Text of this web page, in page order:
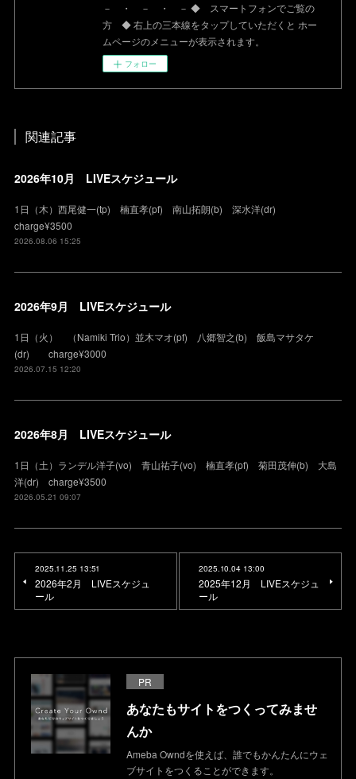
－ ・ － ・ － ◆ スマートフォンでご覧の
方 ◆ 右上の三本線をタップしていただくと ホー
ムページのメニューが表示されます。
フォロー
関連記事
2026年10月 LIVEスケジュール
1日（木）西尾健一(tp) 楠直孝(pf) 南山拓朗(b) 深水洋(dr)
charge¥3500
2026.08.06 15:25
2026年9月 LIVEスケジュール
1日（火） （Namiki Trio）並木マオ(pf) 八郷智之(b) 飯島マサタケ
(dr) charge¥3000
2026.07.15 12:20
2026年8月 LIVEスケジュール
1日（土）ランデル洋子(vo) 青山祐子(vo) 楠直孝(pf) 菊田茂伸(b) 大島
洋(dr) charge¥3500
2026.05.21 09:07
2025.11.25 13:51
2026年2月 LIVEスケジュ
ール
2025.10.04 13:00
2025年12月 LIVEスケジュ
ール
PR
あなたもサイトをつくってみませ
んか
Ameba Owndを使えば、誰でもかんたんにウェ
ブサイトをつくることができます。